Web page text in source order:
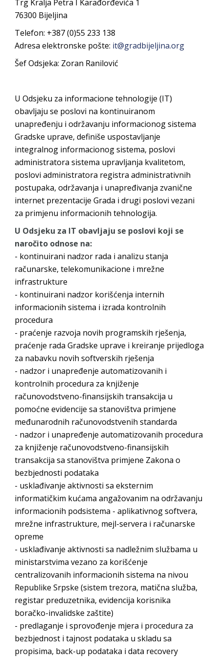
PRELIMINARNA RANG LISTA KANDIDATA KOJI
SU OSTVARILI PRAVO NA GRADSKI MJESEČNI
BORAČKI DODATAK ZA DEMOBILISANE
BORCE VOJSKE REPUBLIKE SRPSKE U STANjU
SOCIJALNE POTREBE
DVORIŠTE INDIVIDUALNIH DOMAĆINSTAVA,
DVORIŠTE ZAJEDNICA ETAŽNIH VLASNIKA I
JAVNI PROSTOR U MJESNIM ZAJEDNICAMA
NA TERITORIJI GRADA BIJELjINA
Obavještenje za preduzetnika - Gojko
Bogunović
Od 27. jula prijem zahtjeva za novčanu
pomoć za nabavku školskog pribora
osnovcima
dostupni od 13. marta do 15. novembra
Obavještenje o zabrani saobraćaja 6. i 7.
Obavještenje za preduzetnika - Vera Ujić
Trg Kralja Petra I Karađorđevića 1
76300 Bijeljina
Telefon: +387 (0)55 233 138
Adresa elektronske pošte: it@gradbijeljina.org
Šef Odsjeka: Zoran Ranilović
U Odsjeku za informacione tehnologije (IT)
obavljaju se poslovi na kontinuiranom
unapređenju i održavanju informacionog sistema
Gradske uprave, definiše uspostavljanje
integralnog informacionog sistema, poslovi
administratora sistema upravljanja kvalitetom,
poslovi administratora registra administrativnih
postupaka, održavanja i unapređivanja zvanične
internet prezentacije Grada i drugi poslovi vezani
za primjenu informacionih tehnologija.
U Odsjeku za IT obavljaju se poslovi koji se
naročito odnose na:
- kontinuirani nadzor rada i analizu stanja
računarske, telekomunikacione i mrežne
infrastrukture
- kontinuirani nadzor korišćenja internih
informacionih sistema i izrada kontrolnih
procedura
- praćenje razvoja novih programskih rješenja,
praćenje rada Gradske uprave i kreiranje prijedloga
za nabavku novih softverskih rješenja
- nadzor i unapređenje automatizovanih i
kontrolnih procedura za knjiženje
računovodstveno-finansijskih transakcija u
pomoćne evidencije sa stanovištva primjene
međunarodnih računovodstvenih standarda
- nadzor i unapređenje automatizovanih procedura
za knjiženje računovodstveno-finansijskih
transakcija sa stanovištva primjene Zakona o
bezbjednosti podataka
- usklađivanje aktivnosti sa eksternim
informatičkim kućama angažovanim na održavanju
informacionih podsistema - aplikativnog softvera,
mrežne infrastrukture, mejl-servera i računarske
opreme
- usklađivanje aktivnosti sa nadležnim službama u
ministarstvima vezano za korišćenje
centralizovanih informacionih sistema na nivou
Republike Srpske (sistem trezora, matična služba,
registar preduzetnika, evidencija korisnika
boračko-invalidske zaštite)
- predlaganje i sprovođenje mjera i procedura za
bezbjednost i tajnost podataka u skladu sa
propisima, back-up podataka i data recovery